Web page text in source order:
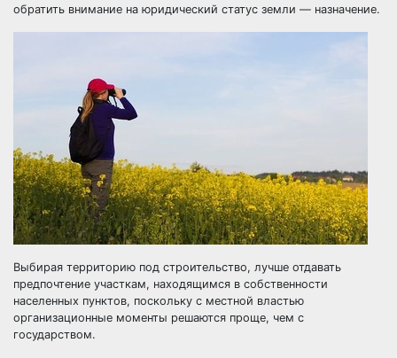
обратить внимание на юридический статус земли — назначение.
Выбирая территорию под строительство, лучше отдавать
предпочтение участкам, находящимся в собственности
населенных пунктов, поскольку с местной властью
организационные моменты решаются проще, чем с
государством.